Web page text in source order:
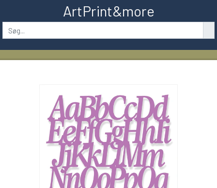
ArtPrint&more